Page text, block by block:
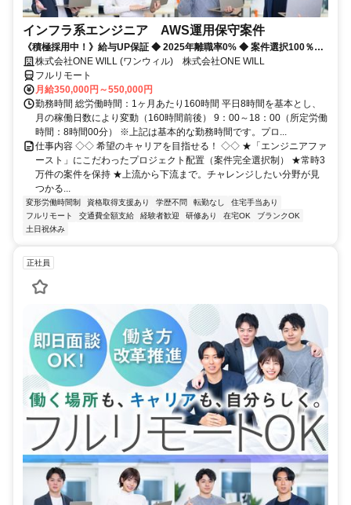
インフラ系エンジニア AWS運用保守案件
《積極採用中！》給与UP保証 ◆ 2025年離職率0% ◆ 案件選択100％！
◆ 平均残業7時間！
株式会社ONE WILL (ワンウィル) 株式会社ONE WILL
フルリモート
月給350,000円～550,000円
勤務時間 総労働時間：1ヶ月あたり160時間 平日8時間を基本とし、
月の稼働日数により変動（160時間前後） 9：00～18：00（所定労働
時間：8時間00分） ※上記は基本的な勤務時間です。プロ...
仕事内容 ◇◇ 希望のキャリアを目指せる！ ◇◇ ★「エンジニアファ
ースト」にこだわったプロジェクト配置（案件完全選択制） ★常時3
万件の案件を保持 ★上流から下流まで。チャレンジしたい分野が見
つかる...
変形労働時間制 資格取得支援あり 学歴不問 転勤なし
住宅手当あり
フルリモート
交通費全額支給 経験者歓迎 研修あり 在宅OK
ブランクOK
土日祝休み
正社員